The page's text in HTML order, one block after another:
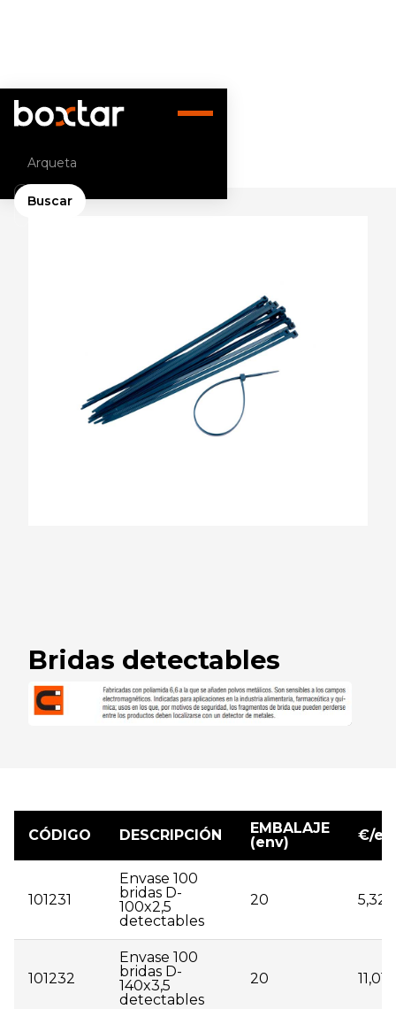
Bridas detectables
CÓDIGO DESCRIPCIÓN
EMBALAJE
(env)
€/
101231
Envase 100
bridas D-
100x2,5
detectables
20 5,32
101232
Envase 100
bridas D-
140x3,5
detectables
20 11,01